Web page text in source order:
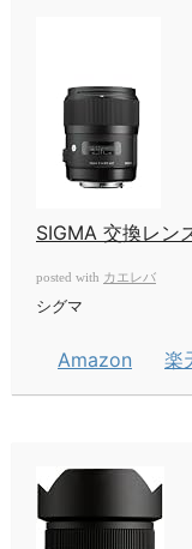
SIGMA 交換レン
posted with カエレバ
シグマ
Amazon 楽